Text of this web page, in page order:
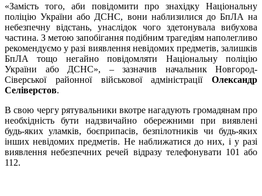
«Замість того, аби повідомити про знахідку Національну
поліцію України або ДСНС, вони наблизилися до БпЛА на
небезпечну відстань, унаслідок чого здетонувала вибухова
частина. З метою запобігання подібним трагедіям наполегливо
рекомендуємо у разі виявлення невідомих предметів, залишків
БпЛА тощо негайно повідомляти Національну поліцію
України або ДСНС», – зазначив начальник Новгород-
Сіверської районної військової адміністрації Олександр
Селіверстов.
В свою чергу рятувальники вкотре нагадують громадянам про
необхідність бути надзвичайно обережними при виявлені
будь-яких уламків, боєприпасів, безпілотників чи будь-яких
інших невідомих предметів. Не наближатися до них, і у разі
виявлення небезпечних речей відразу телефонувати 101 або
112.